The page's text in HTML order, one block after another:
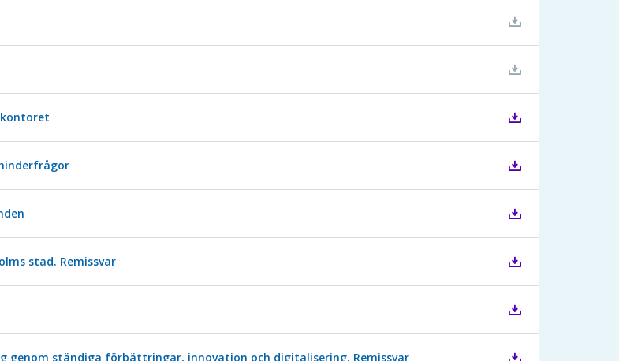
stad. Remissvar
genom ständiga förbättringar, innovation och digitalisering. Remissvar